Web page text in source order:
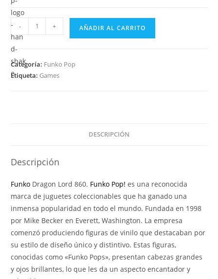
Pop
Wonderlands
Tiny
Tinas
- + AÑADIR AL CARRITO
Categoría: Funko Pop
Etiqueta: Games
DESCRIPCIÓN
Descripción
Funko Dragon Lord 860. Funko Pop! es una reconocida
marca de juguetes coleccionables que ha ganado una
inmensa popularidad en todo el mundo. Fundada en 1998
por Mike Becker en Everett, Washington. La empresa
comenzó produciendo figuras de vinilo que destacaban por
su estilo de diseño único y distintivo. Estas figuras,
conocidas como «Funko Pops», presentan cabezas grandes
y ojos brillantes, lo que les da un aspecto encantador y